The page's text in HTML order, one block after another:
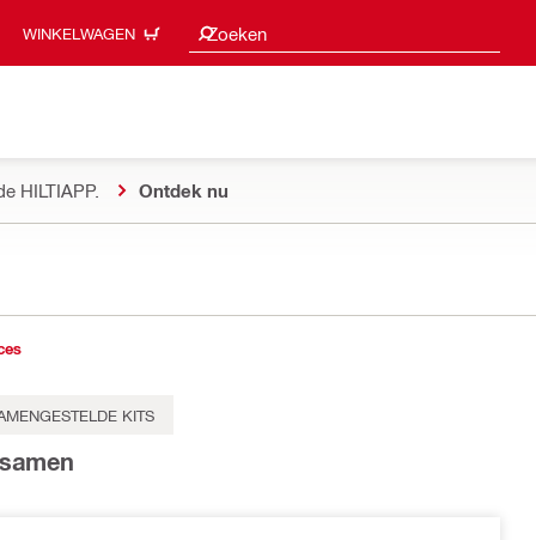
WINKELWAGEN Zoeken
Zoeksuggesties
HILTIAPP. Ontdek nu
KITS